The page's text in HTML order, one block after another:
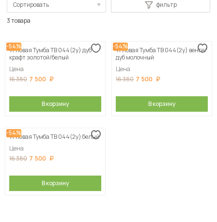
Сортировать
Сначала дорогие
фильтр
3 товара
-54%
Угловая Тумба ТВ 044(2у) дуб
крафт золотой/белый
Цена
16 380 7 500
В корзину
-54%
Угловая Тумба ТВ 044(2у) венге/
дуб молочный
Цена
16 380 7 500
В корзину
-54%
Угловая Тумба ТВ 044(2у) белый
Цена
16 380 7 500
В корзину